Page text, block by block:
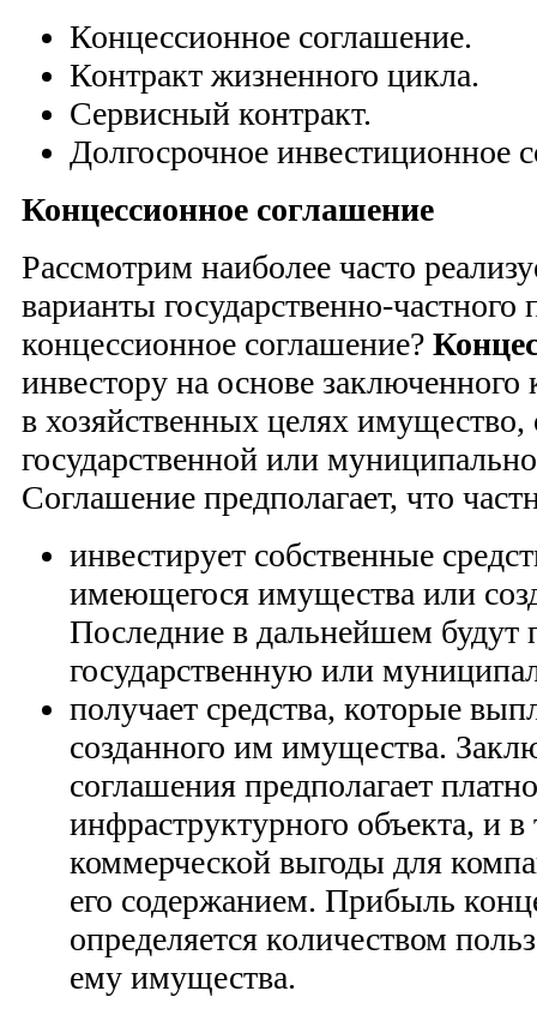
Концессионное соглашение.
Контракт жизненного цикла.
Сервисный контракт.
Долгосрочное инвестиционное
Концессионное соглашение
Рассмотрим наиболее часто
варианты государственно-частного
концессионное соглашение?
инвестору на основе заключенного
в хозяйственных целях
государственной или
Соглашение предполагает, что
инвестирует собственные
имеющегося имущества или
Последние в дальнейшем будут
государственную или
получает средства, которые
созданного им имущества.
соглашения предполагает
инфраструктурного объекта, и
коммерческой выгоды для
его содержанием. Прибыль
определяется количеством
ему имущества.